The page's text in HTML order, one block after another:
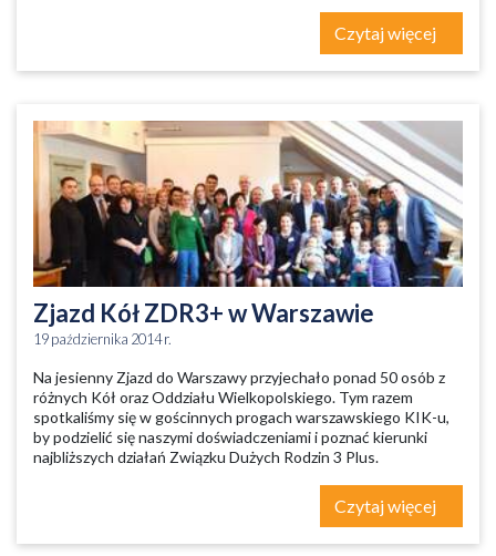
Czytaj więcej
Zjazd Kół ZDR3+ w Warszawie
19 października 2014 r.
Na jesienny Zjazd do Warszawy przyjechało ponad 50 osób z
różnych Kół oraz Oddziału Wielkopolskiego. Tym razem
spotkaliśmy się w gościnnych progach warszawskiego KIK-u,
by podzielić się naszymi doświadczeniami i poznać kierunki
najbliższych działań Związku Dużych Rodzin 3 Plus.
Czytaj więcej